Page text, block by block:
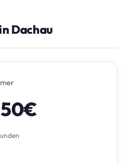
Dachau